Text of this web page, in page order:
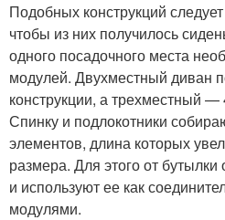
Подобных конструкций следует
чтобы из них получилось
одного посадочного места
модулей. Двухместный диван
конструкции, а трехместный —
Спинку и подлокотники
элементов, длина которых
размера. Для этого от
и используют ее как
модулями.